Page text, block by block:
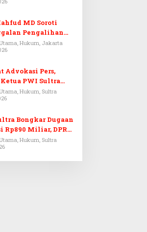
MD Soroti
Pengalihan
Tersangka
Hukum, Jakarta
Advokasi Pers,
PWI Sultra
Menjadi
PERADI
Hukum, Sultra
Bongkar Dugaan
Rp890 Miliar, DPRD
RDP
Hukum, Sultra